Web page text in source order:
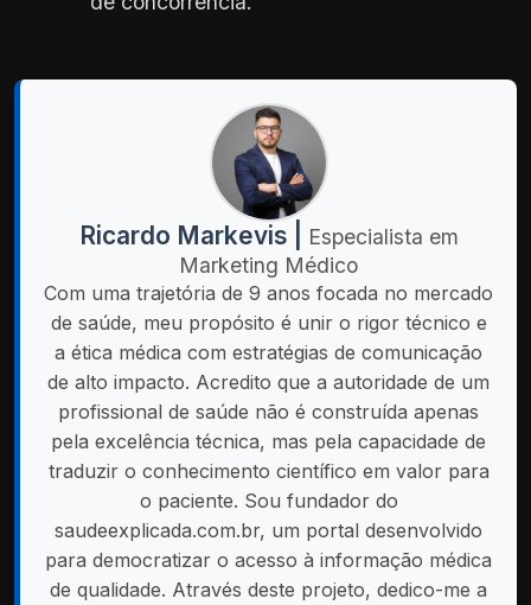
Ricardo Markevis |
Especialista em
Marketing Médico
Com uma trajetória de 9 anos focada no mercado
de saúde, meu propósito é unir o rigor técnico e
a ética médica com estratégias de comunicação
de alto impacto. Acredito que a autoridade de um
profissional de saúde não é construída apenas
pela excelência técnica, mas pela capacidade de
traduzir o conhecimento científico em valor para
o paciente. Sou fundador do
saudeexplicada.com.br, um portal desenvolvido
para democratizar o acesso à informação médica
de qualidade. Através deste projeto, dedico-me a